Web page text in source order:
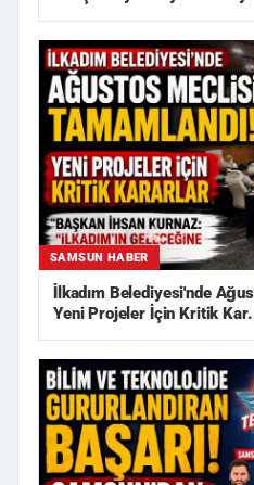
SAMSUN HABER
İlkadım Belediyesi'nde
Yeni Projeler İçin Kritik